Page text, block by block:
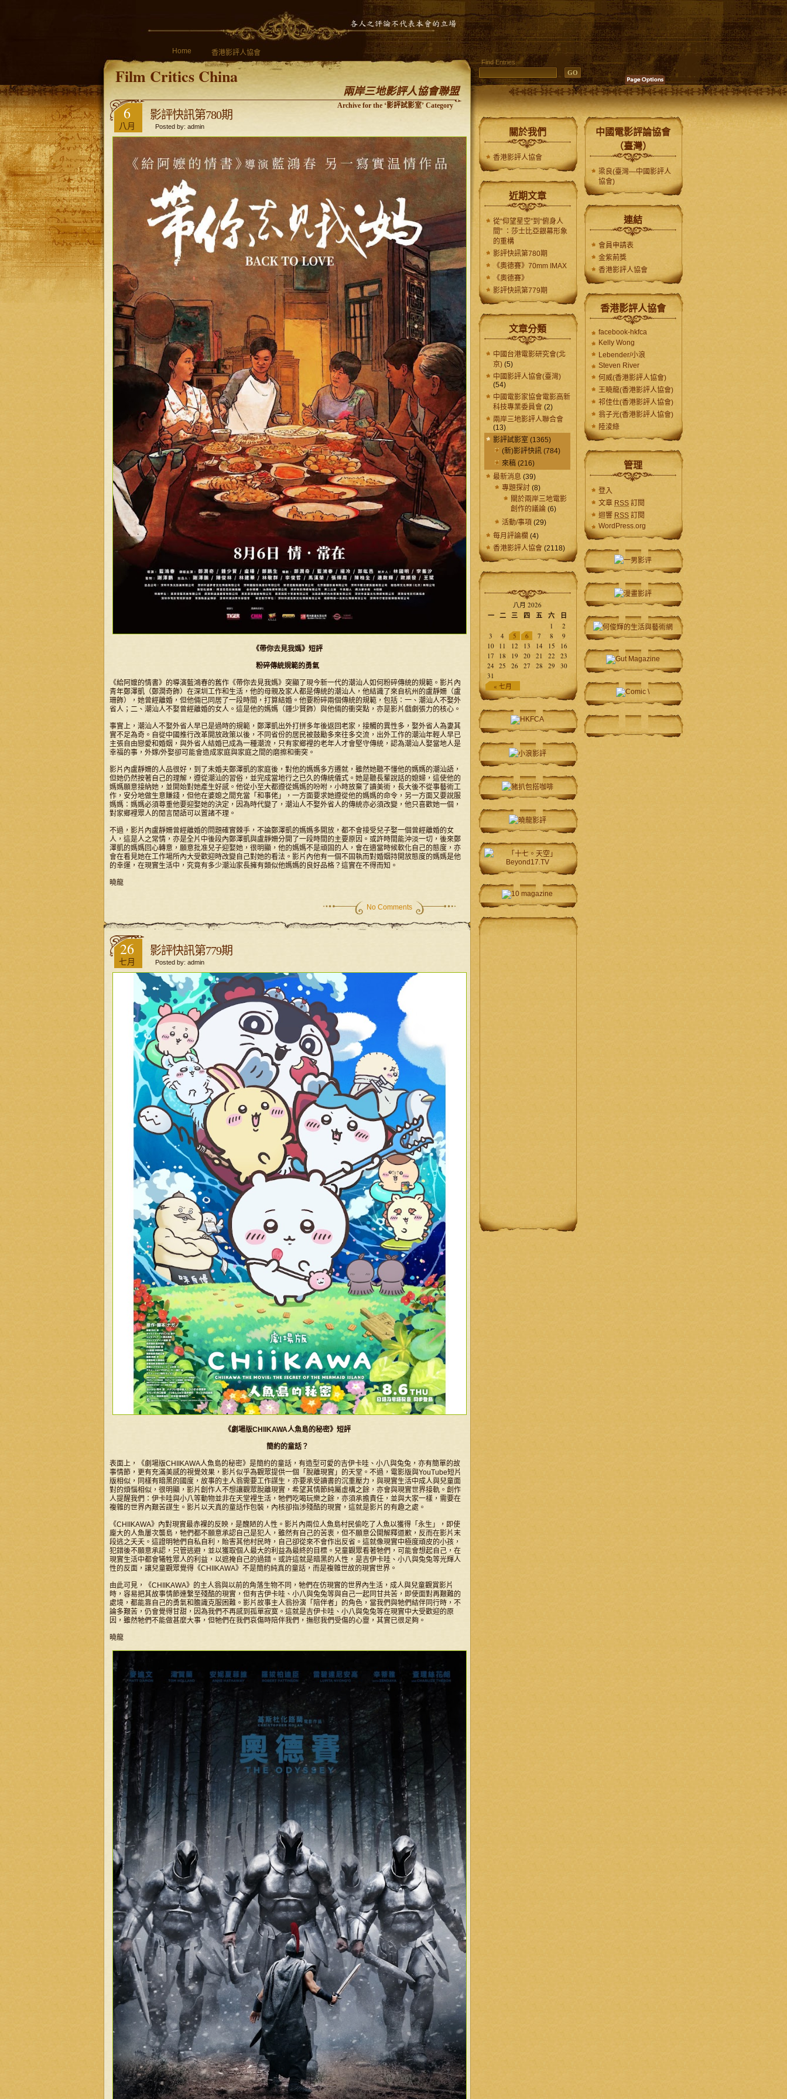
Home 香港影評人協會
Film Critics China
兩岸三地影評人協會聯盟
Find Entries
Archive for the ‘影評試影室’ Category
6
八月
影評快訊第780期
Posted by: admin
《帶你去見我媽》短評
粉碎傳統規範的勇氣
《給阿嬤的情書》的導演藍鴻春的舊作《帶你去見我媽》突顯了現今新一代的潮汕人如何粉碎傳統的規範。影片內
青年鄭澤凱（鄭潤奇飾）在深圳工作和生活，他的母親及家人都是傳統的潮汕人，他結識了來自杭州的盧靜姍（盧
珊飾），她曾經離婚，但他倆已同居了一段時間，打算結婚。他要粉碎兩個傳統的規範，包括：一、潮汕人不娶外
省人；二、潮汕人不娶曾經離婚的女人。這是他的媽媽（鍾少賢飾）與他倆的衝突點，亦是影片戲劇張力的核心。
事實上，潮汕人不娶外省人早已是過時的規範，鄭澤凱出外打拼多年後返回老家，接觸的異性多，娶外省人為妻其
實不足為奇。自從中國推行改革開放政策以後，不同省份的居民被鼓勵多來往多交流，出外工作的潮汕年輕人早已
主張自由戀愛和婚姻，與外省人結婚已成為一種潮流，只有家鄉裡的老年人才會堅守傳統，認為潮汕人娶當地人是
幸福的事，外嫁/外娶卻可能會造成家庭與家庭之間的磨擦和衝突。
影片內盧靜姍的人品很好，到了未婚夫鄭澤凱的家庭後，對他的媽媽多方遷就，雖然她聽不懂他的媽媽的潮汕語，
但她仍然按著自己的理解，遵從潮汕的習俗，並完成當地行之已久的傳統儀式。她是聽長輩說話的媳婦，這使他的
媽媽願意接納她，並開始對她產生好感。他從小至大都遵從媽媽的吩咐，小時放棄了讀美術，長大後不從事藝術工
作，安分地做生意賺錢，但他在婆媳之間充當「和事佬」，一方面要求她遵從他的媽媽的命令，另一方面又要說服
媽媽：媽媽必須尊重他要迎娶她的決定，因為時代變了，潮汕人不娶外省人的傳統亦必須改變，他只喜歡她一個，
對家鄉裡眾人的閒言閒語可以置諸不理。
不過，影片內盧靜姍曾經離婚的問題確實棘手，不論鄭澤凱的媽媽多開放，都不會接受兒子娶一個曾經離婚的女
人，這是人之常情，亦是全片中後段內鄭澤凱與盧靜姍分開了一段時間的主要原因。或許時間能沖淡一切，後來鄭
澤凱的媽媽回心轉意，願意批准兒子迎娶她，很明顯，他的媽媽不是頑固的人，會在適當時候軟化自己的態度，亦
會在看見她在工作場所內大受歡迎時改變自己對她的看法。影片內他有一個不固執而對婚姻持開放態度的媽媽是他
的幸運，在現實生活中，究竟有多少潮汕家長擁有類似他媽媽的良好品格？這實在不得而知。
曉龍
No Comments
26
七月
影評快訊第779期
Posted by: admin
《劇場版CHIIKAWA人魚島的秘密》短評
簡約的童話？
表面上，《劇場版CHIIKAWA人魚島的秘密》是簡約的童話，有造型可愛的吉伊卡哇、小八與兔兔，亦有簡單的故
事情節，更有充滿美感的視覺效果，影片似乎為觀眾提供一個「脫離現實」的天堂。不過，電影版與YouTube短片
版相似，同樣有暗黑的國度，故事的主人翁需要工作謀生，亦要承受讀書的沉重壓力，與現實生活中成人與兒童面
對的煩惱相似，很明顯，影片創作人不想讓觀眾脫離現實，希望其情節純屬虛構之餘，亦會與現實世界接軌。創作
人提醒我們：伊卡哇與小八等動物並非在天堂裡生活，牠們吃喝玩樂之餘，亦須承擔責任，並與大家一樣，需要在
複雜的世界內艱苦謀生。影片以天真的童話作包裝，內核卻指涉殘酷的現實，這就是影片的有趣之處。
《CHIIKAWA》內對現實最赤裸的反映，是醜陋的人性。影片內兩位人魚島村民偷吃了人魚以獲得「永生」，即使
龐大的人魚屢次襲島，牠們都不願意承認自己是犯人，雖然有自己的苦衷，但不願意公開解釋道歉，反而在影片末
段逃之夭夭。這證明牠們自私自利，貽害其他村民時，自己卻從來不會作出反省。這就像現實中極度頑皮的小孩，
犯錯後不願意承認，只管逃避，並以獲取個人最大的利益為最終的目標。兒童觀眾看著牠們，可能會想起自己，在
現實生活中都會犧牲眾人的利益，以遮掩自己的過錯。或許這就是暗黑的人性，是吉伊卡哇、小八與兔兔等光輝人
性的反面，讓兒童觀眾覺得《CHIIKAWA》不是簡約純真的童話，而是複雜世故的現實世界。
由此可見，《CHIIKAWA》的主人翁與以前的角落生物不同，牠們在仿現實的世界內生活，成人與兒童觀賞影片
時，容易把其故事情節連繫至殘酷的現實，但有吉伊卡哇、小八與兔兔等與自己一起同甘共苦，即使面對再艱難的
處境，都能靠自己的勇氣和膽識克服困難。影片故事主人翁扮演「陪伴者」的角色，當我們與牠們結伴同行時，不
論多艱苦，仍會覺得甘甜，因為我們不再感到孤單寂寞。這就是吉伊卡哇、小八與兔兔等在現實中大受歡迎的原
因，雖然牠們不能做甚麼大事，但牠們在我們哀傷時陪伴我們，撫慰我們受傷的心靈，其實已很足夠。
曉龍
關於我們
香港影評人協會
近期文章
從“仰望星空”到“俯身人
間” ：莎士比亞銀幕形象
的重構
影評快訊第780期
《奧德賽》70mm IMAX
《奧德賽》
影評快訊第779期
文章分類
中國台港電影研究會(北
京) (5)
中國影評人協會(臺灣)
(54)
中國電影家協會電影高新
科技專業委員會 (2)
兩岸三地影評人聯合會
(13)
影評試影室 (1365)
(新)影評快訊 (784)
來稿 (216)
最新消息 (39)
專題探討 (8)
關於兩岸三地電影
創作的議論 (6)
活動/事項 (29)
每月評論欄 (4)
香港影評人協會 (2118)
八月 2026
一 二 三 四 五 六 日
« 七月
1
2
3
4 5 6 7 8
9
10 11 12 13 14 15
16
17
18 19 20 21 22
23
24 25 26 27 28 29
30
31
中國電影評論協會
（臺灣）
梁良(臺灣—中國影評人
協會)
連結
會員申請表
金紫荊獎
香港影評人協會
香港影評人協會
facebook-hkfca
Kelly Wong
Lebender/小浪
Steven River
何威(香港影評人協會)
王曉龍(香港影評人協會)
祁佳仕(香港影評人協會)
翁子光(香港影評人協會)
陸淩綠
管理
登入
文章 RSS 訂閱
迴響 RSS 訂閱
WordPress.org